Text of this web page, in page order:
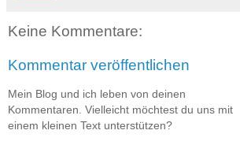
Keine Kommentare:
Kommentar veröffentlichen
Mein Blog und ich leben von deinen
Kommentaren. Vielleicht möchtest du uns mit
einem kleinen Text unterstützen?